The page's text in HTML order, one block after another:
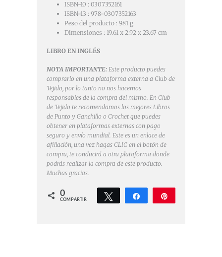
ISBN-10 : 0307352161
ISBN-13 : 978-0307352163
Peso del producto : 981 g
Dimensiones : 19.61 x 2.92 x 23.67 cm
LIBRO EN INGLÉS
NOTA IMPORTANTE: Este producto puedes
comprarlo en una plataforma externa a Club de
Tejido, por lo tanto no nos hacemos
responsables de la compra del mismo. En Club
de Tejido te recomendamos los mejores Libros
de Punto y Ganchillo o Crochet que puedes
obtener en plataformas externas con pago
seguro y envío mundial. Este es un enlace de
afiliación, una vez hagas CLIC en el botón de
compra, te conducirá a otra plataforma donde
podrás realizar la compra de este producto.
Muchas gracias.
0
COMPARTIR
Twittear Compartir